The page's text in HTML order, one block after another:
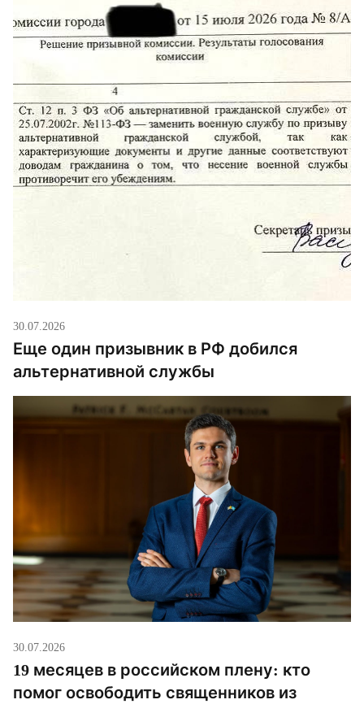
30.07.2026
Еще один призывник в РФ добился
альтернативной службы
30.07.2026
19 месяцев в российском плену: кто
помог освободить священников из